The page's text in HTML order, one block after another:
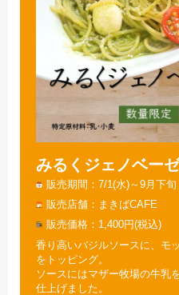
みるくジェノベー
販売期間
7/1(水)～9月下旬
販売店舗
まきばCAFE
販売価格
1,400円(税込)
香り高いバジルソースに、モ
をトッピング。
ソースにはマザー牧場の牛乳
仕上げました。